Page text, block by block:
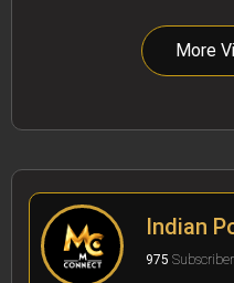
More
Indian
975